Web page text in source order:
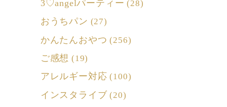
3♡angelパーティー (28)
おうちパン (27)
かんたんおやつ (256)
ご感想 (19)
アレルギー対応 (100)
インスタライブ (20)